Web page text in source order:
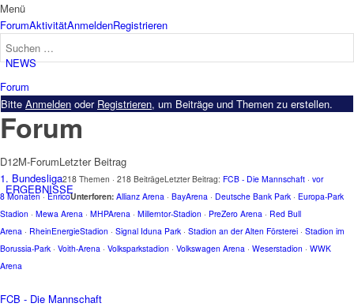
NEWS
ERGEBNISSE
Menü
Forum-
Navigation
ForumAktivitätAnmeldenRegistrieren
Forum-
Breadcrumbs
-
Du
hier:
Forum
Bitte Anmelden oder Registrieren, um Beiträge und Themen zu erstellen.
Forum
D12M-ForumLetzter Beitrag
1. Bundesliga218 Themen · 218 BeiträgeLetzter Beitrag: FCB - Die Mannschaft · vor
8 Monaten·EnricoUnterforen: Allianz Arena · BayArena · Deutsche Bank Park · Europa-Park
Stadion · Mewa Arena · MHPArena · Millerntor-Stadion · PreZero Arena · Red Bull
Arena · RheinEnergieStadion · Signal Iduna Park · Stadion an der Alten Försterei · Stadion im
Borussia-Park · Voith-Arena · Volksparkstadion · Volkswagen Arena · Weserstadion · WWK
Arena
FCB - Die Mannschaft